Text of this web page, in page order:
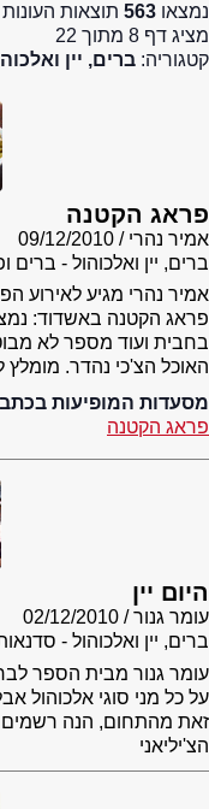
נמצאו 563 תוצאות
מציג דף 8 מתוך 22
קטגוריה: ברים, יין
פראג הקטנה
אמיר נהרי
09/12/2010
ברים, יין ואלכוהול - ברים
אמיר נהרי מגיע לאירוע
פראג הקטנה באשדוד:
בחבית ועוד מספר לא
האוכל הצ'כי נהדר. מומלץ
מסעדות המופיעות
פראג הקטנה
היום יין
עומר גנור
02/12/2010
ברים, יין ואלכוהול -
עומר גנור מבית הספר
על כל מני סוגי אלכוהול
זאת מהתחום, הנה רשמים
הצ'יליאני